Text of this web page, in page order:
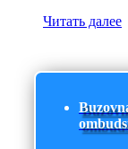
Читать далее